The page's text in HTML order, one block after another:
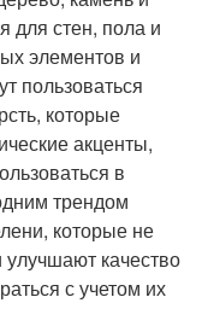
для стен, пола и
элементов и
пользоваться
которые
акценты,
в
трендом
которые не
качество
с учетом их